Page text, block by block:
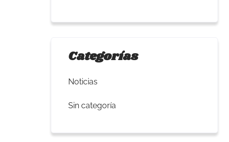
Categorías
Noticias
Sin categoría